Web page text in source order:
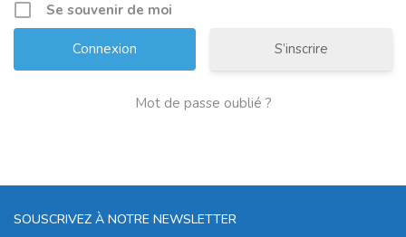
Se souvenir de moi
S’inscrire
Mot de passe oublié ?
SOUSCRIVEZ À NOTRE NEWSLETTER